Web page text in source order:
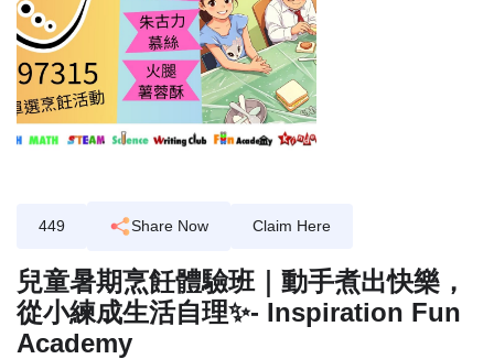
449 Share Now Claim Here
兒童暑期烹飪體驗班｜動手煮出快樂，
從小練成生活自理✨- Inspiration Fun
Academy